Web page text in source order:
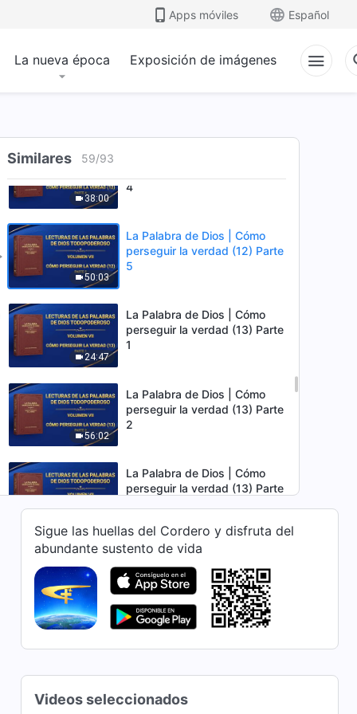
Apps móviles Español
La nueva época Exposición de imágenes
Similares 59/93
perseguir la verdad (12) Parte
38:00
4
50:03
La Palabra de Dios | Cómo
perseguir la verdad (12) Parte
5
24:47
La Palabra de Dios | Cómo
perseguir la verdad (13) Parte
1
56:02
La Palabra de Dios | Cómo
perseguir la verdad (13) Parte
2
La Palabra de Dios | Cómo
perseguir la verdad (13) Parte
46:15
La Palabra de Dios | Cómo
perseguir la verdad (13) Parte
4
53:21
La Palabra de Dios | Cómo
perseguir la verdad (13) Parte
Sigue las huellas del Cordero y disfruta del
abundante sustento de vida
Videos seleccionados